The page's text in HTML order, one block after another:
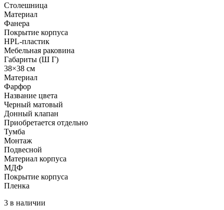
Столешница
Материал
Фанера
Покрытие корпуса
HPL-пластик
Мебельная раковина
Габариты (Ш Г)
38×38 см
Материал
Фарфор
Название цвета
Черный матовый
Донный клапан
Приобретается отдельно
Тумба
Монтаж
Подвесной
Материал корпуса
МДФ
Покрытие корпуса
Пленка
3 в наличии